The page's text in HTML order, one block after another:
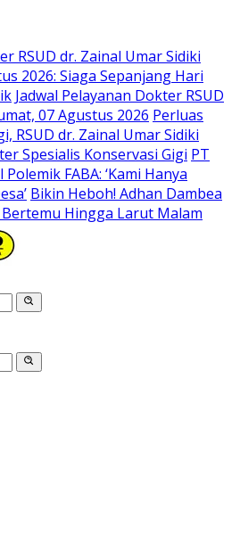
RSUD dr. Zainal Umar Sidiki
2026: Siaga Sepanjang Hari
Jadwal Pelayanan Dokter RSUD
07 Agustus 2026 Perluas
RSUD dr. Zainal Umar Sidiki
Spesialis Konservasi Gigi PT
FABA: ‘Kami Hanya
Bikin Heboh! Adhan Dambea
Hingga Larut Malam